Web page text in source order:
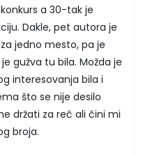
a 30-tak je
Dakle, pet autora je
jedno mesto, pa je
gužva tu bila. Možda je
interesovanja bila i
što se nije desilo
držati za reč ali čini mi
broja.